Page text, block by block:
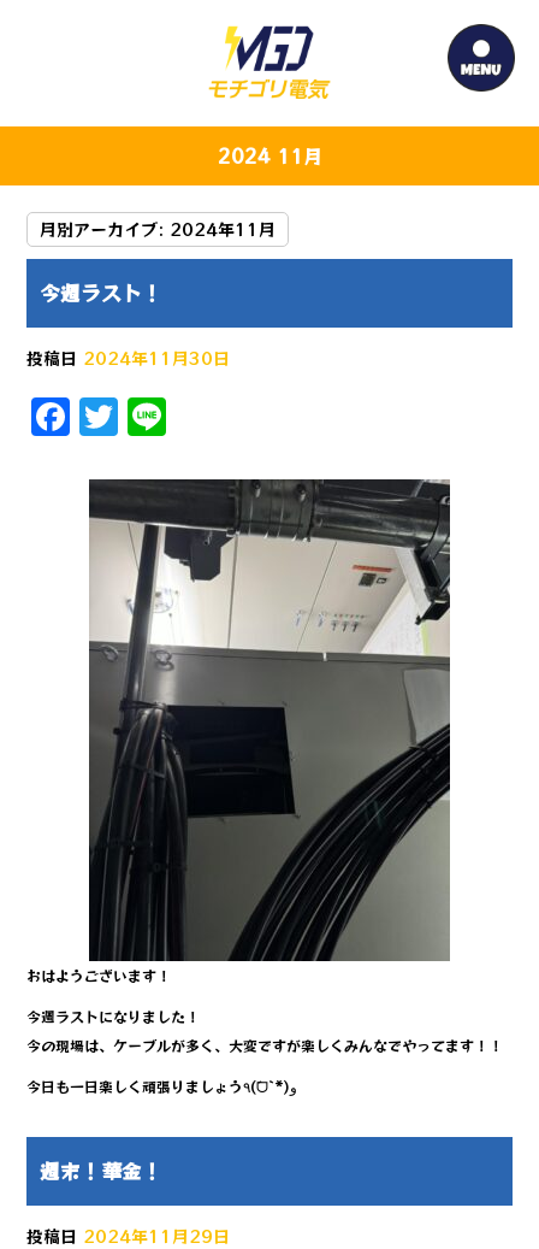
2024 11月
月別アーカイブ: 2024年11月
今週ラスト！
投稿日 2024年11月30日
F
a
c
e
o
T
w
it
te
r
e
おはようございます！
今週ラストになりました！
今の現場は、ケーブルが多く、大変ですが楽しくみんなでやってます！！
今日も一日楽しく頑張りましょう٩(ˊᗜˋ*)و
週末！華金！
投稿日 2024年11月29日